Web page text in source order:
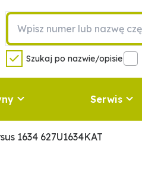
Szukaj po nazwie/opisie
Serwis
1634 627U1634KAT